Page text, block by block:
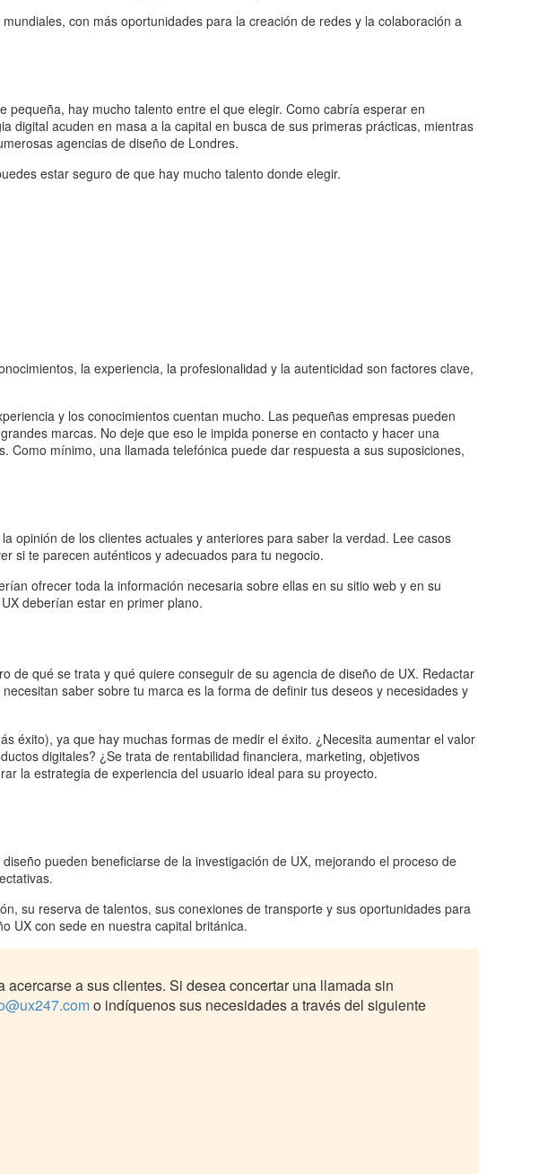
con más oportunidades para la creación de redes y la colaboración a
hay mucho talento entre el que elegir. Como cabría esperar en
digital acuden en masa a la capital en busca de sus primeras prácticas, mientras
agencias de diseño de Londres.
estar seguro de que hay mucho talento donde elegir.
la experiencia, la profesionalidad y la autenticidad son factores clave,
y los conocimientos cuentan mucho. Las pequeñas empresas pueden
marcas. No deje que eso le impida ponerse en contacto y hacer una
mínimo, una llamada telefónica puede dar respuesta a sus suposiciones,
opinión de los clientes actuales y anteriores para saber la verdad. Lee casos
si te parecen auténticos y adecuados para tu negocio.
ofrecer toda la información necesaria sobre ellas en su sitio web y en su
deberían estar en primer plano.
de qué se trata y qué quiere conseguir de su agencia de diseño de UX. Redactar
saber sobre tu marca es la forma de definir tus deseos y necesidades y
éxito), ya que hay muchas formas de medir el éxito. ¿Necesita aumentar el valor
digitales? ¿Se trata de rentabilidad financiera, marketing, objetivos
la estrategia de experiencia del usuario ideal para su proyecto.
pueden beneficiarse de la investigación de UX, mejorando el proceso de
su reserva de talentos, sus conexiones de transporte y sus oportunidades para
UX con sede en nuestra capital británica.
a sus clientes. Si desea concertar una llamada sin
o indíquenos sus necesidades a través del siguiente